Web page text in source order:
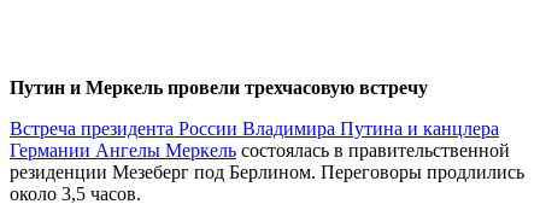
Путин и Меркель провели трехчасовую встречу
Встреча президента России Владимира Путина и канцлера
Германии Ангелы Меркель состоялась в правительственной
резиденции Мезеберг под Берлином. Переговоры продлились
около 3,5 часов.